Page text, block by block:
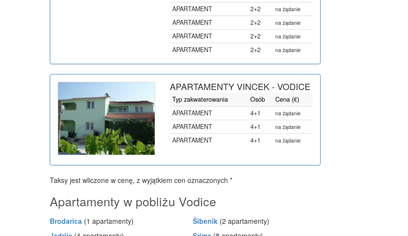
APARTAMENT 2+2 na żądanie
APARTAMENT 2+2 na żądanie
APARTAMENT 2+2 na żądanie
APARTAMENT 2+2 na żądanie
APARTAMENTY VINCEK - VODICE
Typ zakwaterowania Osób
Cena (€)
APARTAMENT
4+1 na żądanie
APARTAMENT 4+1 na żądanie
APARTAMENT 4+1 na żądanie
Taksy jest wliczone w cenę, z wyjątkiem cen oznaczonych *
Apartamenty w pobliżu Vodice
Brodarica (1 apartamenty)
Šibenik(2 apartamenty)